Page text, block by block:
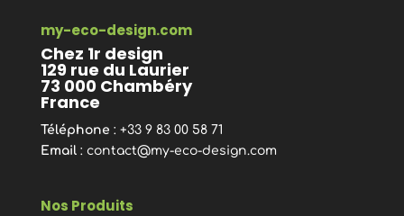
my-eco-design.com
Chez 1r design
129 rue du Laurier
73 000 Chambéry
France
Téléphone : +33 9 83 00 58 71
Email: contact@my-eco-design.com
Nos Produits